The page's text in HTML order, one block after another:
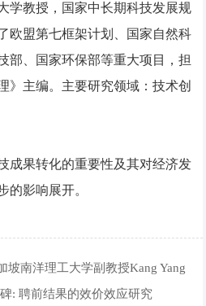
学教授，国家中长期科技发展规
欧盟第七框架计划、国家自然科
部、国家环保部等重大项目，担
》主编。主要研究领域：技术创
成果转化的重要性及其对经济发
的影响展开。
坡南洋理工大学副教授Kang Yang
: 聘前结果的效价效应研究